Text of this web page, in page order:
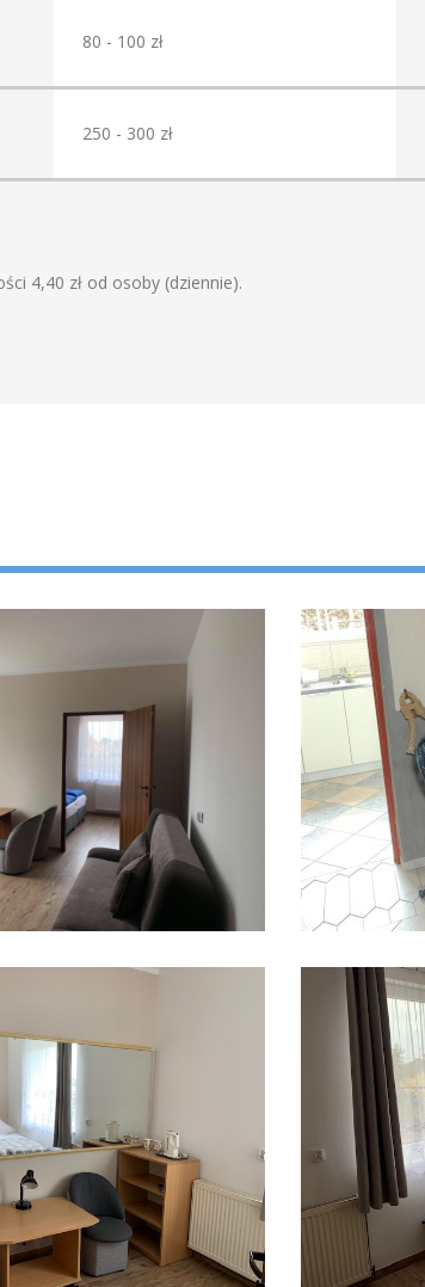
80 - 100 zł
250 - 300 zł
4,40 zł od osoby (dziennie).